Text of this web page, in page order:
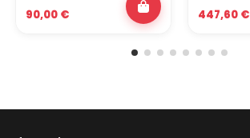
90,00 € 447,60 €